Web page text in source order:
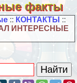
факты
:: КОНТАКТЫ ::
ИНТЕРЕСНЫЕ